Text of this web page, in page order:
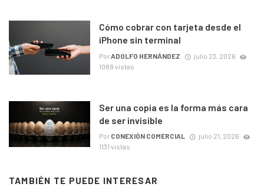
Cómo cobrar con tarjeta desde el
iPhone sin terminal
Por ADOLFO HERNÁNDEZ
julio 23, 2026
1088 vistas
Ser una copia es la forma más cara
de ser invisible
Por CONEXIÓN COMERCIAL
julio 21, 2026
1131 vistas
TAMBIÉN TE PUEDE INTERESAR